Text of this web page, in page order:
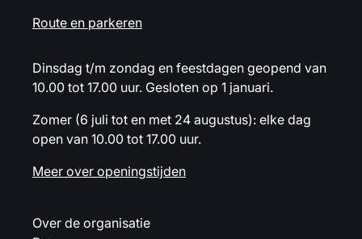
Route en parkeren
Dinsdag t/m zondag en feestdagen geopend van
10.00 tot 17.00 uur. Gesloten op 1 januari.
Zomer (6 juli tot en met 24 augustus): elke dag
open van 10.00 tot 17.00 uur.
Meer over openingstijden
Over de organisatie